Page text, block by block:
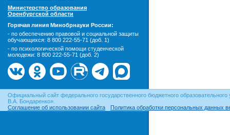
Министерство образования
Оренбургской области
Горячая линия Минобрнауки России:
- по обеспечению правовой и социальной защиты
обучающихся: 8 800 222-55-71 (доб. 1)
- по психологической помощи студенческой
молодежи: 8 800 222-55-71 (доб. 2)
Официальный сайт федерального государственного бюджетного
В.А. Бондаренко».
Соглашение об использовании сайта
Политика обработки персональных данных